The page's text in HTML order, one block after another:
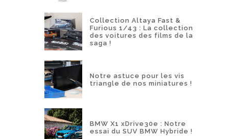
Collection Altaya Fast &
Furious 1/43 : La collection
des voitures des films de la
saga !
Notre astuce pour les vis
triangle de nos miniatures !
BMW X1 xDrive30e : Notre
essai du SUV BMW Hybride !